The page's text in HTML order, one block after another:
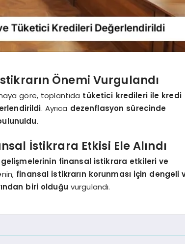
Önemi Vurgulandı
göre, toplantıda tüketici kredileri ile kredi
. Ayrıca dezenflasyon sürecinde
.
İstikrara Etkisi Ele Alındı
finansal istikrara etkileri ve
finansal istikrarın korunması için dengeli
biri olduğu vurgulandı.